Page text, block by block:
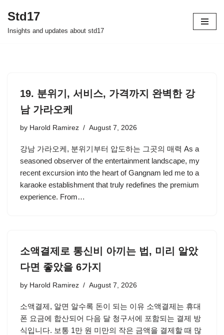
Skip
Std17
Insights and updates about std17
19. 분위기, 서비스, 가격까지 완벽한 강
남 가라오케
by Harold Ramirez August 7, 2026
강남 가라오케, 분위기부터 압도하는 그곳의 매력 As a
seasoned observer of the entertainment landscape, my
recent excursion into the heart of Gangnam led me to a
karaoke establishment that truly redefines the premium
experience. From…
소액결제로 통신비 아끼는 법, 미리 알았
다면 좋았을 6가지
by Harold Ramirez August 7, 2026
소액결제, 알면 알수록 돈이 되는 이유 소액결제는 휴대
폰 요금에 합산되어 다음 달 청구서에 포함되는 결제 방
식입니다. 보통 1만 원 미만의 작은 금액을 결제할 때 많